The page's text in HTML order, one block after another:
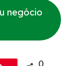
negócio